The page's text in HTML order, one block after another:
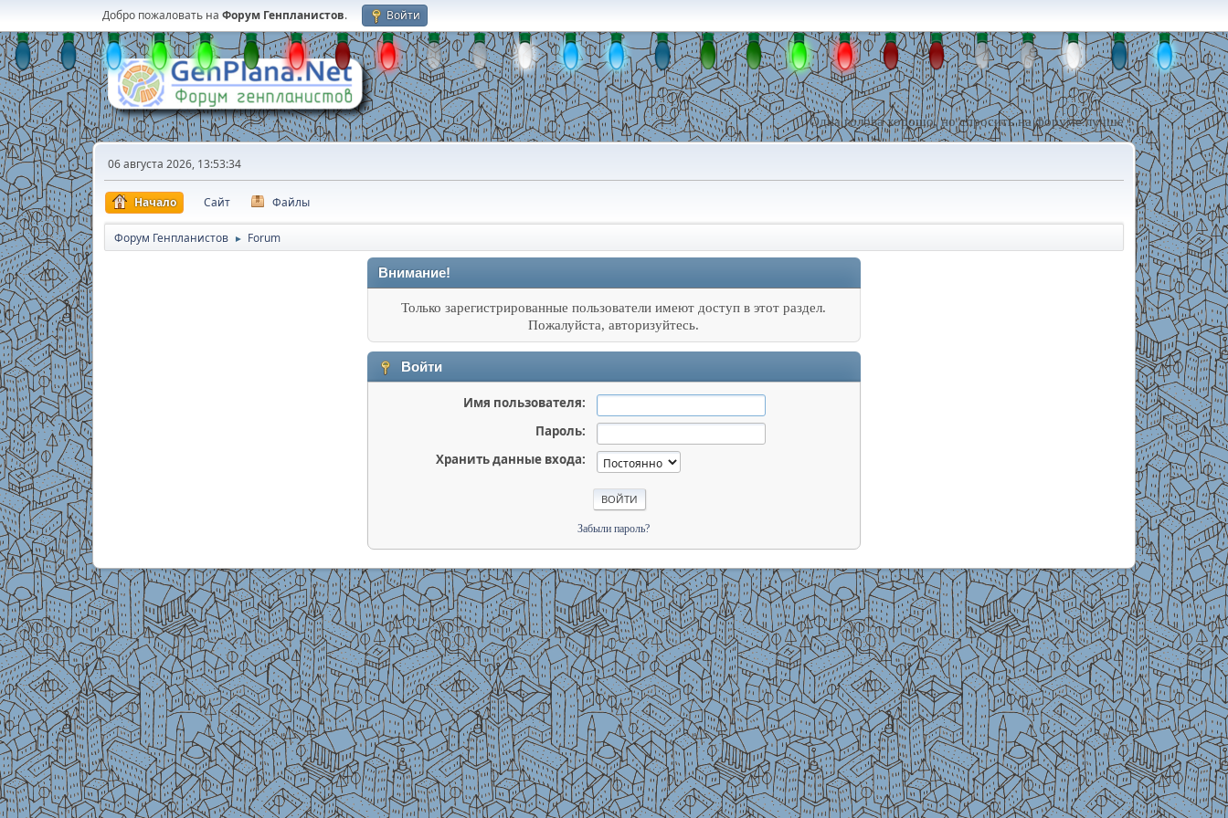
Добро пожаловать на Форум Генпланистов. Войти
Одна голова хорошо, но спросить на форуме лучше !
06 августа 2026, 13:53:34
Начало Сайт Файлы
Форум Генпланистов ► Forum
Внимание!
Только зарегистрированные пользователи имеют доступ в этот раздел.
Пожалуйста, авторизуйтесь.
Войти
Имя пользователя:
Пароль:
Хранить данные входа:
Забыли пароль?